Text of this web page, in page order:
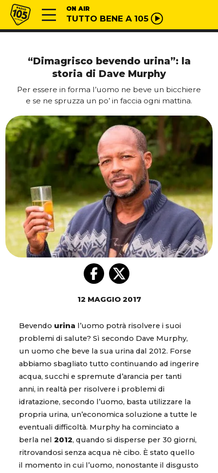
Vai al contenuto
Radio 105 ON AIR
TUTTO BENE A 105
“Dimagrisco bevendo urina”: la
storia di Dave Murphy
Per essere in forma l’uomo ne beve un bicchiere
e se ne spruzza un po’ in faccia ogni mattina.
12 MAGGIO 2017
Bevendo urina l’uomo potrà risolvere i suoi
problemi di salute? Sì secondo Dave Murphy,
un uomo che beve la sua urina dal 2012. Forse
abbiamo sbagliato tutto continuando ad ingerire
acqua, succhi e spremute d’arancia per tanti
anni, in realtà per risolvere i problemi di
idratazione, secondo l’uomo, basta utilizzare la
propria urina, un’economica soluzione a tutte le
eventuali difficoltà. Murphy ha cominciato a
berla nel 2012, quando si disperse per 30 giorni,
ritrovandosi senza acqua nè cibo. È stato quello
il momento in cui l’uomo, nonostante il disgusto